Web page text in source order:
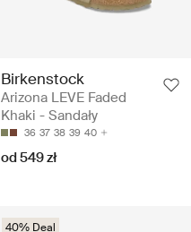
Birkenstock
Arizona LEVE Faded
Khaki - Sandały
36 37 38 39 40
od 549 zł
40% Deal